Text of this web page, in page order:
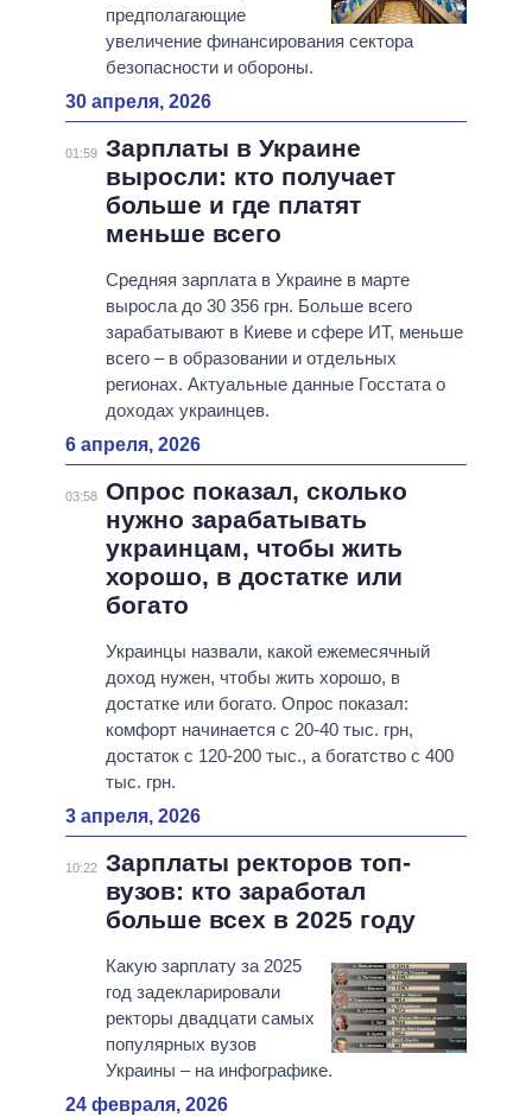
предполагающие
увеличение финансирования сектора
безопасности и обороны.
30 апреля, 2026
01:59 Зарплаты в Украине
выросли: кто получает
больше и где платят
меньше всего
Средняя зарплата в Украине в марте
выросла до 30 356 грн. Больше всего
зарабатывают в Киеве и сфере ИТ, меньше
всего – в образовании и отдельных
регионах. Актуальные данные Госстата о
доходах украинцев.
6 апреля, 2026
03:58 Опрос показал, сколько
нужно зарабатывать
украинцам, чтобы жить
хорошо, в достатке или
богато
Украинцы назвали, какой ежемесячный
доход нужен, чтобы жить хорошо, в
достатке или богато. Опрос показал:
комфорт начинается с 20-40 тыс. грн,
достаток с 120-200 тыс., а богатство с 400
тыс. грн.
3 апреля, 2026
10:22 Зарплаты ректоров топ-
вузов: кто заработал
больше всех в 2025 году
Какую зарплату за 2025
год задекларировали
ректоры двадцати самых
популярных вузов
Украины – на инфографике.
24 февраля, 2026